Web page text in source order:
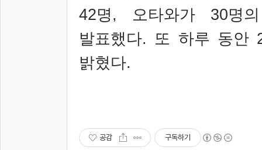
42명, 오타와가 30명
발표했다. 또 하루 동안
밝혔다.
공감 구독하기